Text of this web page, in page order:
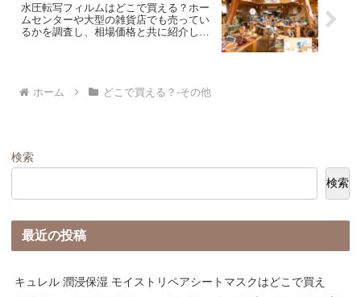
水圧転写フィルムはどこで買える？ホー
ムセンターや大型の雑貨店でも売ってい
るかを調査し、相場価格と共に紹介しま
ホーム どこで買える？-その他
検索
検索
最近の投稿
キュレル 潤浸保湿 モイストリペアシートマスクはどこで買え